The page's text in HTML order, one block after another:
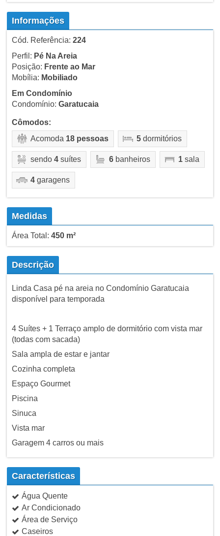
Informações
Cód. Referência: 224
Perfil: Pé Na Areia
Posição: Frente ao Mar
Mobília: Mobiliado
Em Condomínio
Condomínio: Garatucaia
Cômodos:
Acomoda 18 pessoas 5dormitórios
sendo 4suítes 6banheiros 1sala
4garagens
Medidas
Área Total: 450 m²
Descrição
Linda Casa pé na areia no Condomínio Garatucaia
disponível para temporada
4 Suítes + 1 Terraço amplo de dormitório com vista mar
(todas com sacada)
Sala ampla de estar e jantar
Cozinha completa
Espaço Gourmet
Piscina
Sinuca
Vista mar
Garagem 4 carros ou mais
Características
Água Quente
Ar Condicionado
Área de Serviço
Caseiros